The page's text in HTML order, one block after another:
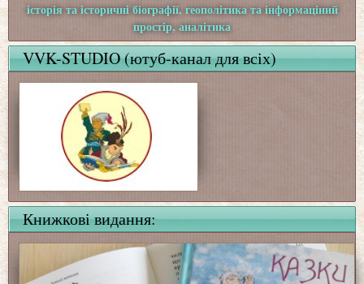
історія та історичні біографії, геополітика та інформаціний
простір, аналітика
VVK-STUDIO (ютуб-канал для всіх)
Книжкові видання: